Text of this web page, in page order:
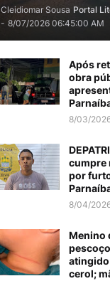
Cleidiomar Sousa Portal
- 8/07/2026 06:45:00 AM
Após
obra
8/03/
cumpre
por
8/04/
Menino
cerol;